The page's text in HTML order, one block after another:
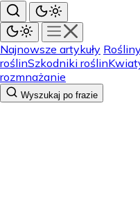
Najnowsze artykuły
roślinSzkodniki roślin
rozmnażanie
Wyszukaj po frazie